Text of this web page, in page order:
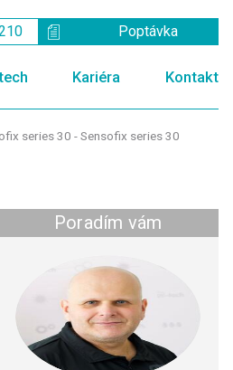
Poptávka
Kariéra Kontakt
series 30 - Sensofix series 30
Poradím vám